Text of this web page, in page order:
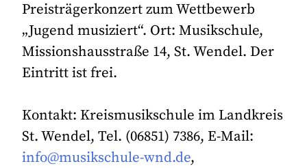
Preisträgerkonzert zum Wettbewerb
„Jugend musiziert“. Ort: Musikschule,
Missionshausstraße 14, St. Wendel. Der
Eintritt ist frei.
Kontakt: Kreismusikschule im Landkreis
St. Wendel, Tel. (06851) 7386, E-Mail:
info@musikschule-wnd.de,